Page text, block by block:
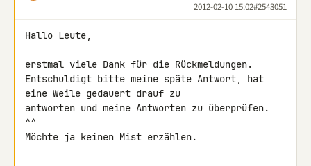
2012-02-10 15:02#2543051
Hallo Leute,
erstmal viele Dank für die Rückmeldungen.
Entschuldigt bitte meine späte Antwort, hat
eine Weile gedauert drauf zu
antworten und meine Antworten zu überprüfen.
^^
Möchte ja keinen Mist erzählen.